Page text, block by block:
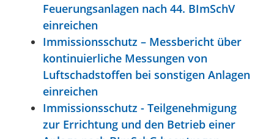
Feuerungsanlagen nach 44. BImSchV
einreichen
Immissionsschutz – Messbericht über
kontinuierliche Messungen von
Luftschadstoffen bei sonstigen Anlagen
einreichen
Immissionsschutz - Teilgenehmigung
zur Errichtung und den Betrieb einer